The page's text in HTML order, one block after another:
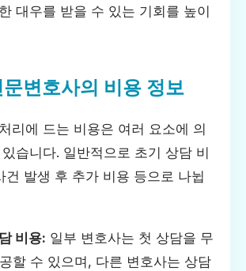
대우를 받을 수 있는 기회를 높이
변호사의 비용 정보
리에 드는 비용은 여러 요소에 의
습니다. 일반적으로 초기 상담 비
건 발생 후 추가 비용 등으로 나뉩
비용: 일부 변호사는 첫 상담을 무
할 수 있으며, 다른 변호사는 상담